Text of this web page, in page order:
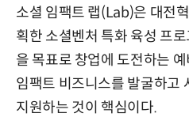
소셜 임팩트 랩(Lab)은 대전
획한 소셜벤처 특화 육성 프
을 목표로 창업에 도전하는
임팩트 비즈니스를 발굴하고
지원하는 것이 핵심이다.